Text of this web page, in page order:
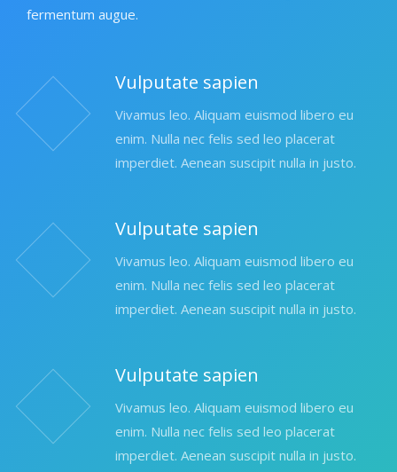
fermentum augue.
Vulputate sapien
Vivamus leo. Aliquam euismod libero eu
enim. Nulla nec felis sed leo placerat
imperdiet. Aenean suscipit nulla in justo.
Vulputate sapien
Vivamus leo. Aliquam euismod libero eu
enim. Nulla nec felis sed leo placerat
imperdiet. Aenean suscipit nulla in justo.
Vulputate sapien
Vivamus leo. Aliquam euismod libero eu
enim. Nulla nec felis sed leo placerat
imperdiet. Aenean suscipit nulla in justo.